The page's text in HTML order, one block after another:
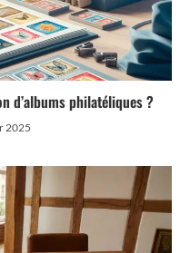
d’albums philatéliques ?
2025